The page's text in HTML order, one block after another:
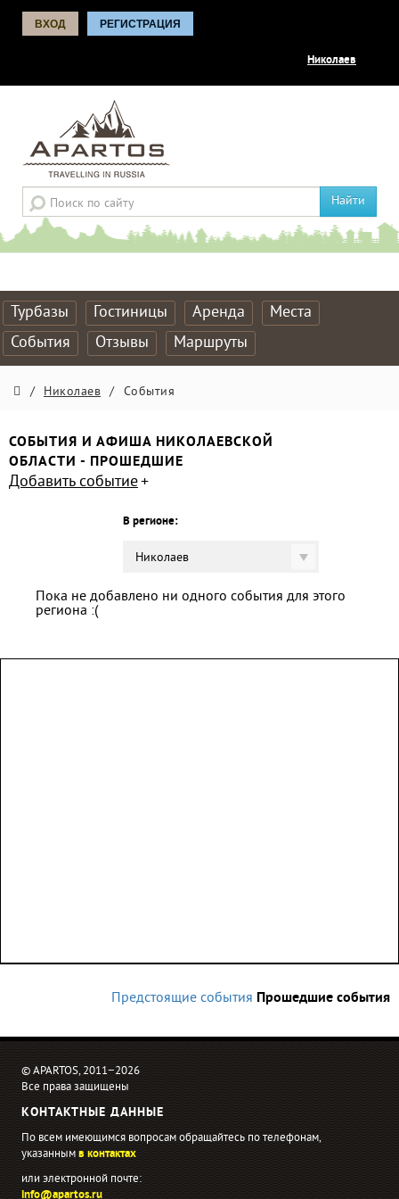
ВХОД РЕГИСТРАЦИЯ
Николаев
Найти
Турбазы Гостиницы Аренда
Места
События
Отзывы Маршруты
/ Николаев / События
СОБЫТИЯ И АФИША НИКОЛАЕВСКОЙ
ОБЛАСТИ - ПРОШЕДШИЕ
Добавить событие
В регионе:
Николаев
Пока не добавлено ни одного события для этого
региона :(
Предстоящие события Прошедшие события
© APARTOS, 2011−2026
Все права защищены
КОНТАКТНЫЕ ДАННЫЕ
По всем имеющимся вопросам обращайтесь по телефонам,
указаннымв контактах
или электронной почте:
info@apartos.ru